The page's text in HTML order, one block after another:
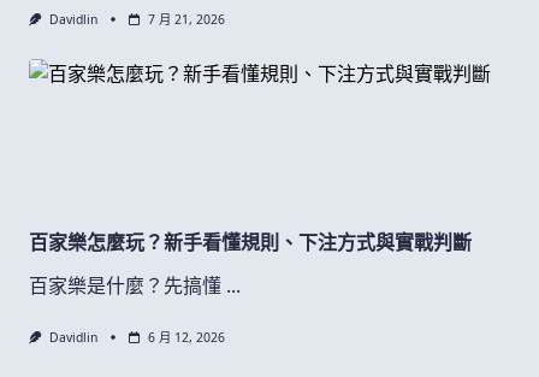
Davidlin 7 月 21, 2026
百家樂怎麼玩？新手看懂規則、下注方式與實戰判斷
百家樂是什麼？先搞懂 ...
Davidlin 6 月 12, 2026